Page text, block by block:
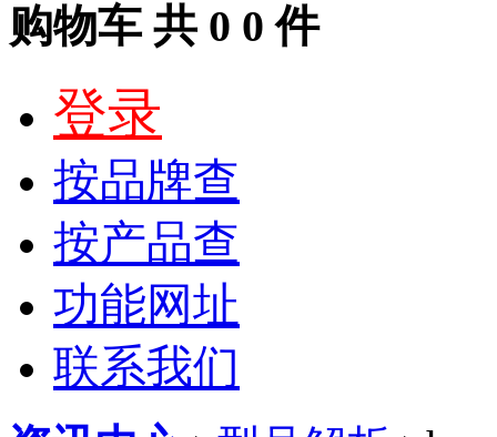
购物车 共 0 0 件
登录
按品牌查
按产品查
功能网址
联系我们